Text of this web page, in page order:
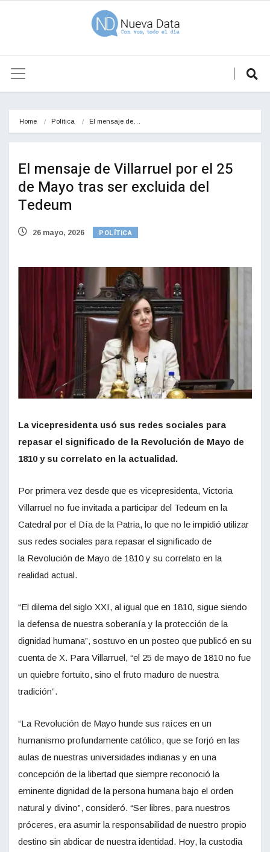
Home Política El mensaje de…
El mensaje de Villarruel por el 25
de Mayo tras ser excluida del
Tedeum
26 mayo, 2026 POLÍTICA
La vicepresidenta usó sus redes sociales para
repasar el significado de la Revolución de Mayo de
1810 y su correlato en la actualidad.
Por primera vez desde que es vicepresidenta, Victoria
Villarruel no fue invitada a participar del Tedeum en la
Catedral por el Día de la Patria, lo que no le impidió utilizar
sus redes sociales para repasar el significado de
la Revolución de Mayo de 1810 y su correlato en la
realidad actual.
“El dilema del siglo XXI, al igual que en 1810, sigue siendo
la defensa de nuestra soberanía y la protección de la
dignidad humana”, sostuvo en un posteo que publicó en su
cuenta de X. Para Villarruel, “el 25 de mayo de 1810 no fue
un quiebre fortuito, sino el fruto maduro de nuestra
tradición”.
“La Revolución de Mayo hunde sus raíces en un
humanismo profundamente católico, que se forjó en las
aulas de nuestras universidades indianas y en una
concepción de la libertad que siempre reconoció la
eminente dignidad de la persona humana bajo el orden
natural y divino”, consideró. “Ser libres, para nuestros
próceres, era asumir la responsabilidad de nuestro propio
destino sin abdicar de nuestra identidad. Hoy, la custodia